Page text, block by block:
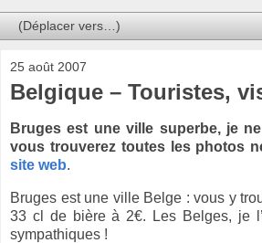
25 août 2007
Belgique – Touristes,
Bruges est une ville superbe, je
vous trouverez toutes les photos
site web.
Bruges est une ville Belge : vous y
33 cl de bière à 2€. Les Belges, je
sympathiques !